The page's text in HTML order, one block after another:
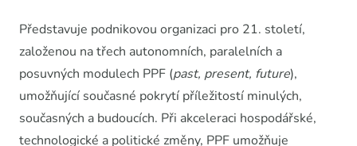
Představuje podnikovou organizaci pro 21. století,
založenou na třech autonomních, paralelních a
posuvných modulech PPF (past, present, future),
umožňující současné pokrytí příležitostí minulých,
současných a budoucích. Při akceleraci hospodářské,
technologické a politické změny, PPF umožňuje